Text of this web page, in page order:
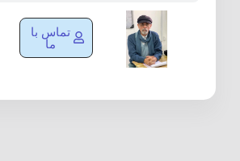
تماس با
ما